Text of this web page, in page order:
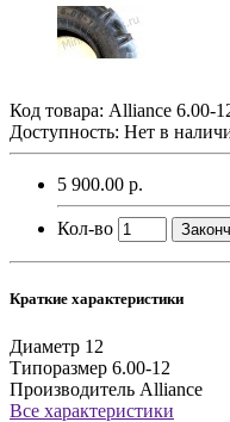
Код товара: Аlliance 6.00-
Доступность: Нет в
5 900.00 р.
Кол-во
Краткие характеристики
Диаметр 12
Типоразмер 6.00-12
Производитель Аlliance
Все характеристики